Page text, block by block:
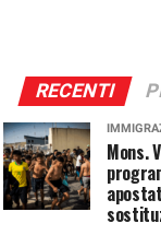
RECENTI
Mons.